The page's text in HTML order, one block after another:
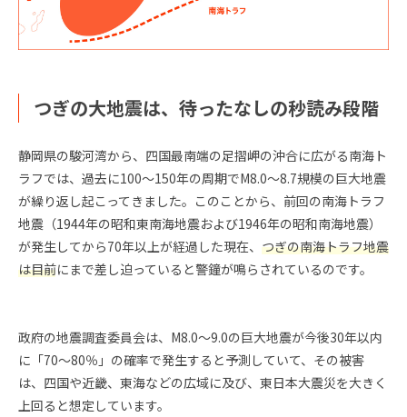
つぎの大地震は、待ったなしの秒読み段階
静岡県の駿河湾から、四国最南端の足摺岬の沖合に広がる南海ト
ラフでは、過去に100〜150年の周期でM8.0〜8.7規模の巨大地震
が繰り返し起こってきました。このことから、前回の南海トラフ
地震（1944年の昭和東南海地震および1946年の昭和南海地震）
が発生してから70年以上が経過した現在、 つぎの南海トラフ地震
は目前にまで差し迫っていると警鐘が鳴らされているのです。
政府の地震調査委員会は、M8.0〜9.0の巨大地震が今後30年以内
に「70〜80％」の確率で発生すると予測していて、その被害
は、四国や近畿、東海などの広域に及び、東日本大震災を大きく
上回ると想定しています。